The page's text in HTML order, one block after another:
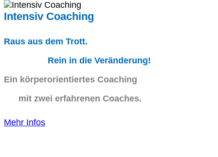
Intensiv Coaching
Raus aus dem Trott.
Rein in die Veränderung!
Ein körperorientiertes Coaching
mit zwei erfahrenen Coaches.
Mehr Infos